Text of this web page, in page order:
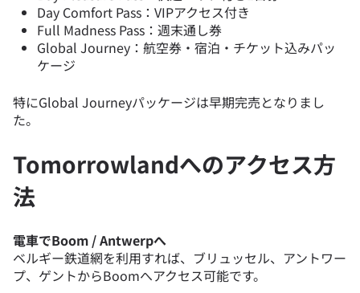
Day Comfort Pass：VIPアクセス付き
Full Madness Pass：週末通し券
Global Journey：航空券・宿泊・チケット込みパッ
ケージ
特にGlobal Journeyパッケージは早期完売となりまし
た。
Tomorrowlandへのアクセス方
法
電車でBoom / Antwerpへ
ベルギー鉄道網を利用すれば、ブリュッセル、アントワー
プ、ゲントからBoomへアクセス可能です。